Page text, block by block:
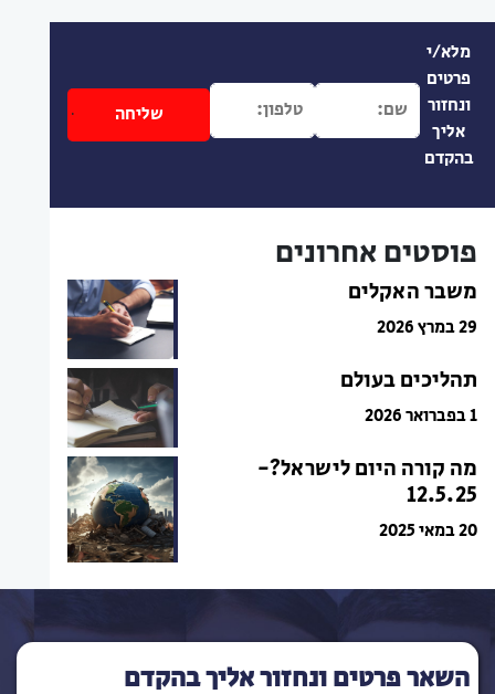
מלא/י
פרטים
ונחזור
אליך
בהקדם
פוסטים אחרונים
משבר האקלים
29 במרץ 2026
תהליכים בעולם
1 בפברואר 2026
מה קורה היום לישראל?-
12.5.25
20 במאי 2025
השאר פרטים ונחזור אליך בהקדם